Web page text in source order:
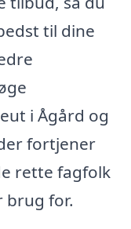
til dine
i Ågård og
fortjener
rette fagfolk
brug for.